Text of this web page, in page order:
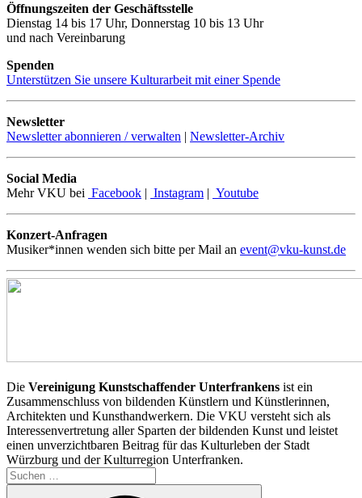
Öffnungszeiten der Geschäftsstelle
Dienstag 14 bis 17 Uhr, Donnerstag 10 bis 13 Uhr
und nach Vereinbarung
Spenden
Unterstützen Sie unsere Kulturarbeit mit einer Spende
Newsletter
Newsletter abonnieren / verwalten | Newsletter-Archiv
Social Media
Mehr VKU bei Facebook | Instagram | Youtube
Konzert-Anfragen
Musiker*innen wenden sich bitte per Mail an event@vku-kunst.de
Die Vereinigung Kunstschaffender Unterfrankens ist ein
Zusammenschluss von bildenden Künstlern und Künstlerinnen,
Architekten und Kunsthandwerkern. Die VKU versteht sich als
Interessenvertretung aller Sparten der bildenden Kunst und leistet
einen unverzichtbaren Beitrag für das Kulturleben der Stadt
Würzburg und der Kulturregion Unterfranken.
Suchen
nach: